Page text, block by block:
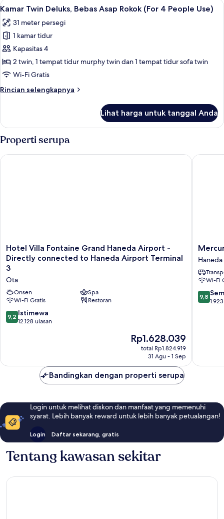
People
Use)
Deluks,
Asap
Rokok
(For
3
People
Use)
Lihat
semua
foto
untuk
Kamar
Twin
Deluks,
Asap
4
People
Use)
Selimut bulu angsa, brankas, ruang
7
Kamar Twin Deluks, Bebas Asap Rokok (For 4 People Use)
31 meter persegi
1 kamar tidur
Kapasitas 4
2 twin, 1 tempat tidur murphy twin dan 1 tempat tidur sofa twin
Wi-Fi Gratis
Rincian selengkapnya
Rincian
Kamar
Twin
Deluks,
Bebas
Asap
Lihat harga untuk tanggal Anda
Properti serupa
Hotel
Villa
Fontaine
Grand
Haneda
Airport
-
Directly
connected
3
Hotel Villa Fontaine Grand Haneda Airport -
Directly connected to Haneda Airport Terminal
3
Ota
Onsen
Spa
Wi-Fi Gratis
Restoran
9.2
dari
9,2 Istimewa
12.128 ulasan
Harga
sekarang
Rp1.628.039
Rp1.628.039
total Rp1.824.919
31 Agu - 1 Sep
Hotel Villa Fontaine Grand Haneda Airport - Directly
Mercure
Tokyo
Haneda
Airport
Haneda
Haneda
Wi-Fi
9.8
dari
9,8
Bandingkan dengan properti serupa
Login untuk melihat diskon dan manfaat yang memenuhi
syarat. Lebih banyak reward untuk lebih banyak petualangan!
Login Daftar sekarang, gratis
Tentang kawasan sekitar